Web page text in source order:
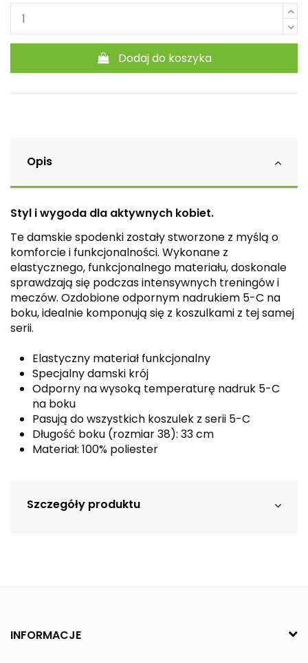
Dodaj do koszyka
Opis
Styl i wygoda dla aktywnych kobiet.
Te damskie spodenki zostały stworzone z myślą o
komforcie i funkcjonalności. Wykonane z
elastycznego, funkcjonalnego materiału, doskonale
sprawdzają się podczas intensywnych treningów i
meczów. Ozdobione odpornym nadrukiem 5-C na
boku, idealnie komponują się z koszulkami z tej samej
serii.
Elastyczny materiał funkcjonalny
Specjalny damski krój
Odporny na wysoką temperaturę nadruk 5-C
na boku
Pasują do wszystkich koszulek z serii 5-C
Długość boku (rozmiar 38): 33 cm
Materiał: 100% poliester
Szczegóły produktu
INFORMACJE